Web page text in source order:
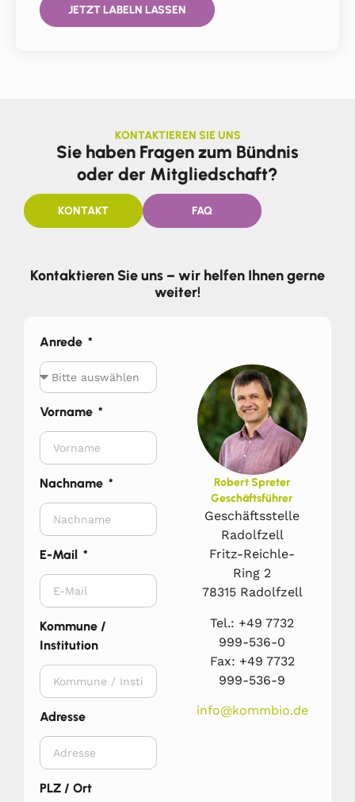
JETZT LABELN LASSEN
KONTAKTIEREN SIE UNS
Sie haben Fragen zum Bündnis
oder der Mitgliedschaft?
KONTAKT FAQ
Kontaktieren Sie uns – wir helfen Ihnen gerne
weiter!
Anrede
Vorname
Nachname
E-Mail
Kommune /
Institution
Adresse
PLZ / Ort
Robert Spreter
Geschäftsführer
Geschäftsstelle
Radolfzell
Fritz-Reichle-
Ring 2
78315 Radolfzell
Tel.: +49 7732
999-536-0
Fax: +49 7732
999-536-9
info@kommbio.de